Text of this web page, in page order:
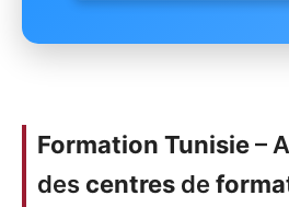
Formation Tunisie–
des centres de